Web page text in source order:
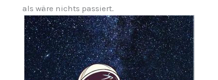
als wäre nichts passiert.